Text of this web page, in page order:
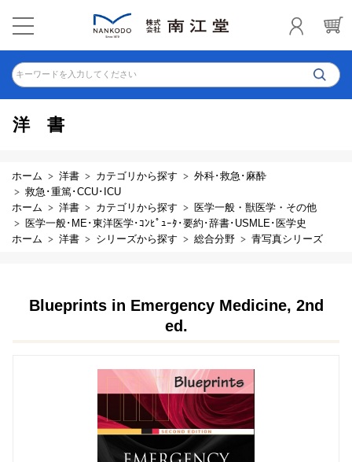
キーワードを入力してください
洋書
ホーム 洋書 カテゴリから探す
外科･救急･麻酔
救急･重篤･CCU･ICU
ホーム
洋書 カテゴリから探す
医学一般・獣医学・その他
医学一般･ME･東洋医学･ｺﾝﾋﾟｭｰﾀ･要約･辞書･USMLE･医学史
ホーム
洋書 シリーズから探す 総合分野 青写真シリーズ
Blueprints in Emergency Medicine, 2nd
ed.